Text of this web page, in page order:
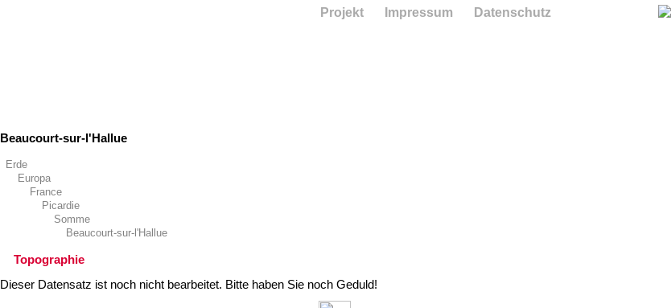
Beaucourt-sur-l'Hallue
Erde
Europa
France
Picardie
Somme
Beaucourt-sur-l'Hallue
Topographie
Dieser Datensatz ist noch nicht bearbeitet. Bitte haben Sie noch Geduld!
Projekt Impressum Datenschutz